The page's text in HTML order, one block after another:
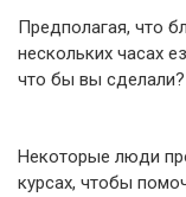
Предполагая, что
нескольких часах
что бы вы сделали?
Некоторые люди
курсах, чтобы